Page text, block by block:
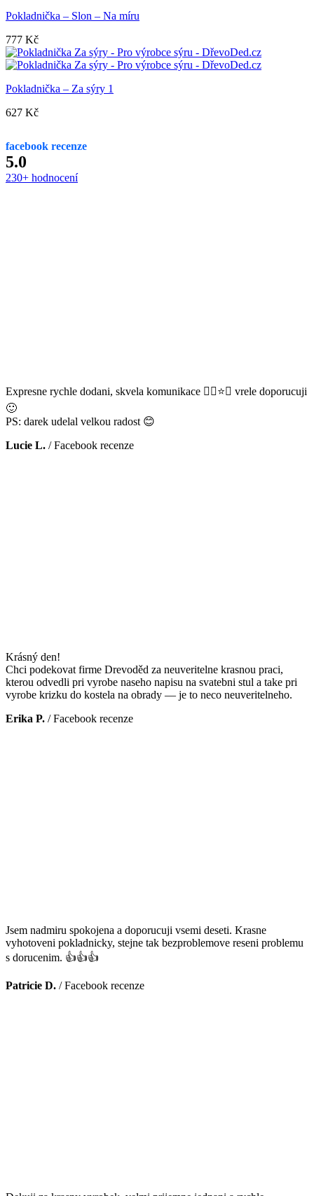
Pokladnička – Slon – Na míru
777 Kč
Pokladnička – Za sýry 1
627 Kč
facebook recenze
5.0
230+ hodnocení
Expresne rychle dodani, skvela komunikace 👌🏻⭐️😊 vrele doporucuji
🙂
PS: darek udelal velkou radost 😊
Lucie L. /Facebook recenze
Krásný den!
Chci podekovat firme Drevoděd za neuveritelne krasnou praci,
kterou odvedli pri vyrobe naseho napisu na svatebni stul a take pri
vyrobe krizku do kostela na obrady — je to neco neuveritelneho.
Erika P. /Facebook recenze
Jsem nadmiru spokojena a doporucuji vsemi deseti. Krasne
vyhotoveni pokladnicky, stejne tak bezproblemove reseni problemu
s dorucenim. 👍👍👍
Patricie D. /Facebook recenze